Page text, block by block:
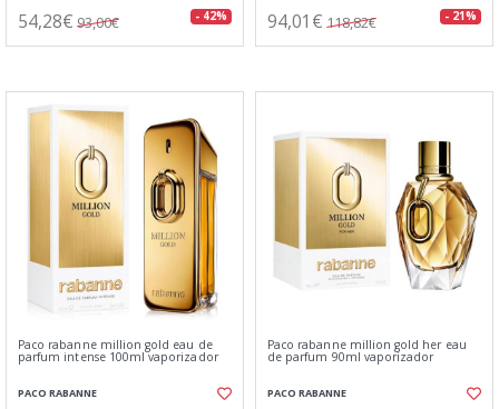
54,28€ 93,00€ - 42% 94,01€ 118,82€ - 21%
Paco rabanne million gold eau de
parfum intense 100ml vaporizador
PACO RABANNE
Paco rabanne million gold her eau
de parfum 90ml vaporizador
PACO RABANNE